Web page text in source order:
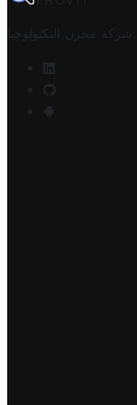
شركة مخزن التكنولوجيا